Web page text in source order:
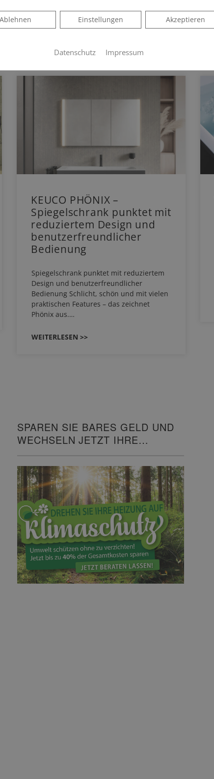
KEUCO PHÖNIX –
Spiegelschrank punktet mit
reduziertem Design und
benutzerfreundlicher
Bedienung
Spiegelschrank punktet mit reduziertem
Design und benutzerfreundlicher
Bedienung Schlicht, schön und mit vielen
praktischen Features – das zeichnet
Phönix aus.…
WEITERLESEN >>
SPAREN SIE BARES GELD UND
WECHSELN JETZT IHRE
Akzeptieren
Einstellungen
Ablehnen
Ablehnen
Datenschutz Impressum